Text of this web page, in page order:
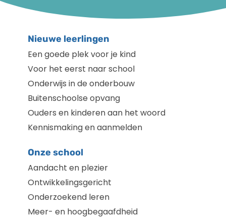
Nieuwe leerlingen
Een goede plek voor je kind
Voor het eerst naar school
Onderwijs in de onderbouw
Buitenschoolse opvang
Ouders en kinderen aan het woord
Kennismaking en aanmelden
Onze school
Aandacht en plezier
Ontwikkelingsgericht
Onderzoekend leren
Meer- en hoogbegaafdheid